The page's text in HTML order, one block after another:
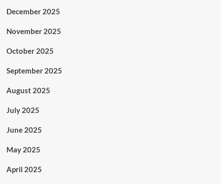
December 2025
November 2025
October 2025
September 2025
August 2025
July 2025
June 2025
May 2025
April 2025